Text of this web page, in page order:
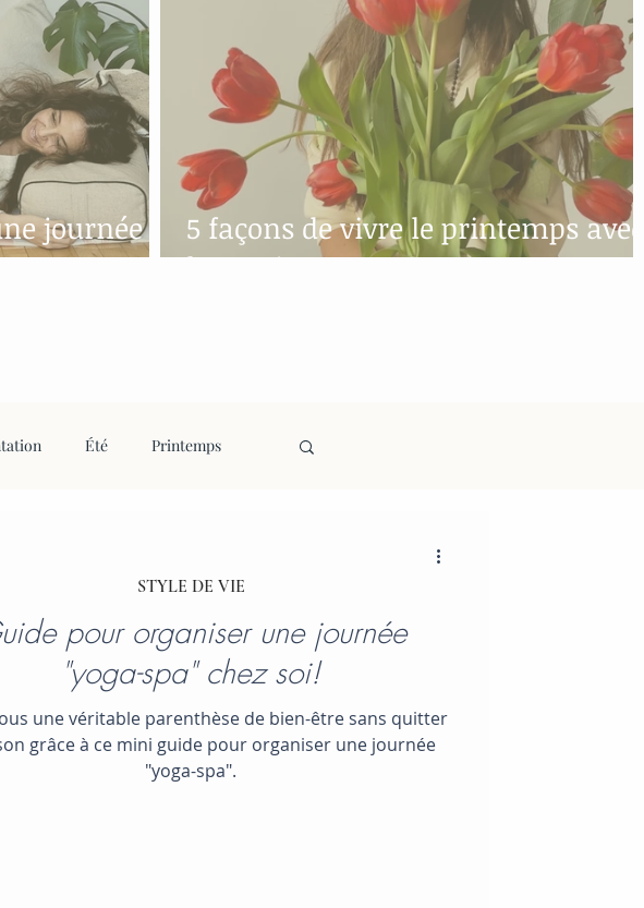
journée
5 façons de vivre le printemps avec
le sourire
Été Printemps
pour organiser une journée
"yoga-spa" chez soi!
une véritable parenthèse de bien-être sans quitter
grâce à ce mini guide pour organiser une journée
"yoga-spa".
STYLE DE VIE